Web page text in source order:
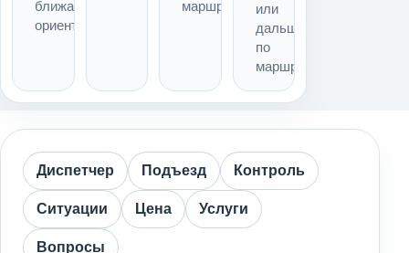
ближайший
ориентир
маршрута
или
дальше
по
маршруту
Диспетчер Подъезд Контроль
Ситуации Цена Услуги
Вопросы